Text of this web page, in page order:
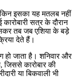
इसका यह मतलब नहीं
सत्र के दौरान
तब जब एशिया के बड़े
देते हैं।
हो जाता है। शनिवार और
जिससे कारोबार की
या बिकवाली भी